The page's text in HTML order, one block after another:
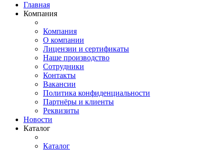
Главная
Компания
Компания
О компании
Лицензии и сертификаты
Наше производство
Сотрудники
Контакты
Вакансии
Политика конфиденциальности
Партнёры и клиенты
Реквизиты
Новости
Каталог
Каталог